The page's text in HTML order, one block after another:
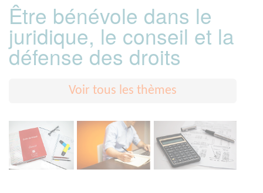
Être bénévole dans le
juridique, le conseil et la
défense des droits
Voir tous les thèmes